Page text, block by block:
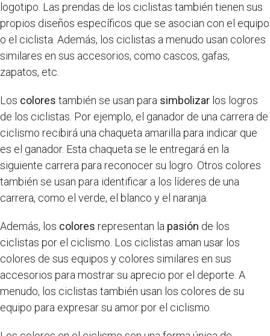
logotipo. Las prendas de los ciclistas también tienen sus
propios diseños específicos que se asocian con el equipo
o el ciclista. Además, los ciclistas a menudo usan colores
similares en sus accesorios, como cascos, gafas,
zapatos, etc.
Los colores también se usan para simbolizar los logros
de los ciclistas. Por ejemplo, el ganador de una carrera de
ciclismo recibirá una chaqueta amarilla para indicar que
es el ganador. Esta chaqueta se le entregará en la
siguiente carrera para reconocer su logro. Otros colores
también se usan para identificar a los líderes de una
carrera, como el verde, el blanco y el naranja.
Además, los colores representan la pasión de los
ciclistas por el ciclismo. Los ciclistas aman usar los
colores de sus equipos y colores similares en sus
accesorios para mostrar su aprecio por el deporte. A
menudo, los ciclistas también usan los colores de su
equipo para expresar su amor por el ciclismo.